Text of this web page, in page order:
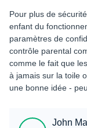
Pour plus de
enfant du
paramètres de
contrôle parental
comme le fait que
à jamais sur la toile
une bonne idée -
John